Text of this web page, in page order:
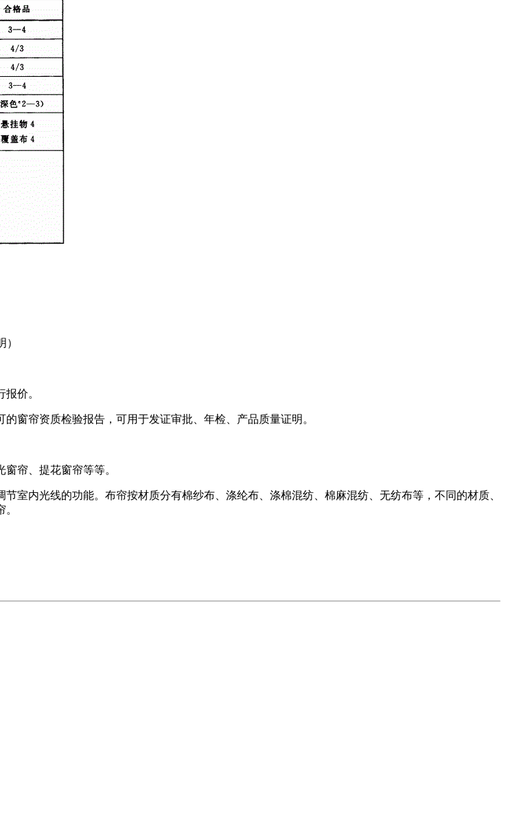
价。
窗帘资质检验报告，可用于发证审批、年检、产品质量证明。
帘、提花窗帘等等。
室内光线的功能。布帘按材质分有棉纱布、涤纶布、涤棉混纺、棉麻混纺、无纺布等，不同的材质、